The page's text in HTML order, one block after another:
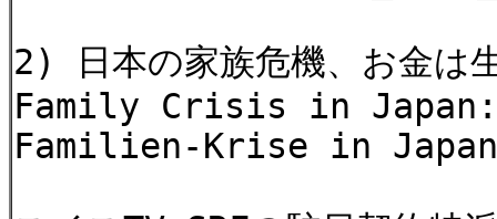
2) 日本の家族危機、お金
Family Crisis in
Familien-Krise in